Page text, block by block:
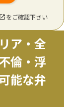
をご確認下さい
ア・全
倫・浮
能な弁